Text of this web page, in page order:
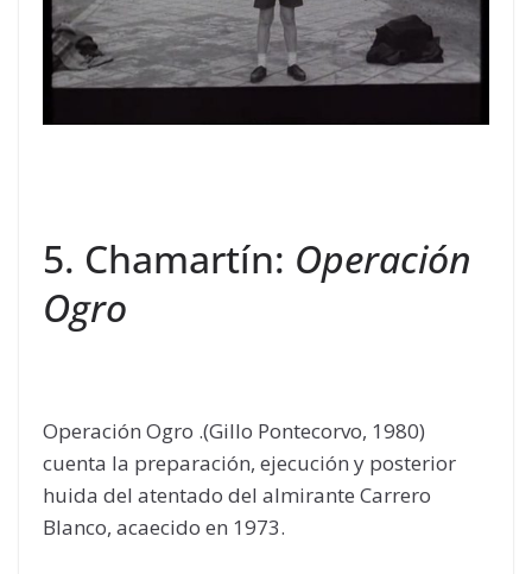
5. Chamartín: Operación
Ogro
Operación Ogro .(Gillo Pontecorvo, 1980)
cuenta la preparación, ejecución y posterior
huida del atentado del almirante Carrero
Blanco, acaecido en 1973.